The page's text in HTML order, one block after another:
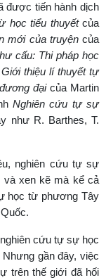
được tiến hành dịch
học tiểu thuyếtcủa
mới của truyệncủa
cấu: Thi pháp học
Giới thiệu lí thuyết tự
đạicủa Martin
Nghiên cứu tự sự
như R. Barthes, T.
nghiên cứu tự sự
và xen kẽ mà kể cả
học từ phương Tây
cứu tự sự học
gần đây, việc
trên thế giới đã hối